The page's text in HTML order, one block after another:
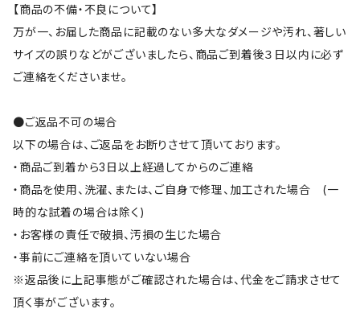
【商品の不備・不良について】
万が一、お届した商品に記載のない多大なダメージや汚れ、著しい
サイズの誤りなどがございましたら、商品ご到着後３日以内に必ず
ご連絡をくださいませ。
●ご返品不可の場合
以下の場合は、ご返品をお断りさせて頂いております。
・商品ご到着から3日以上経過してからのご連絡
・商品を使用、洗濯、または、ご自身で修理、加工された場合 (一
時的な試着の場合は除く)
・お客様の責任で破損、汚損の生じた場合
・事前にご連絡を頂いていない場合
※返品後に上記事態がご確認された場合は、代金をご請求させて
頂く事がございます。